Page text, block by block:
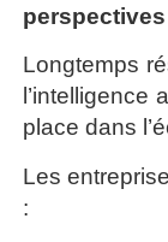
perspectives
Longtemps
l’intelligence
place dans
Les
: